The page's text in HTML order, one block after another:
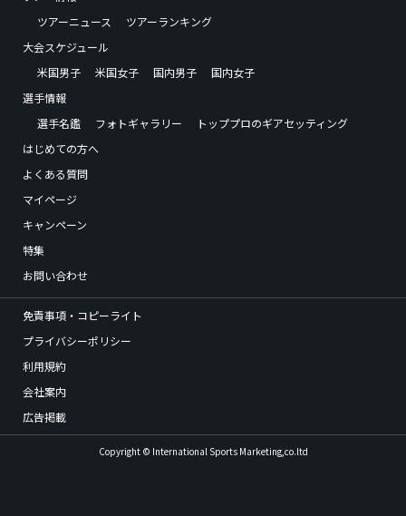
ツアーニュース
ツアーランキング
大会スケジュール
米国男子
米国女子 国内男子
国内女子
選手情報
選手名鑑
フォトギャラリー
トッププロのギアセッティング
はじめての方へ
よくある質問
マイページ
キャンペーン
特集
お問い合わせ
免責事項・コピーライト
プライバシーポリシー
利用規約
会社案内
広告掲載
Copyright © International Sports Marketing,co.ltd